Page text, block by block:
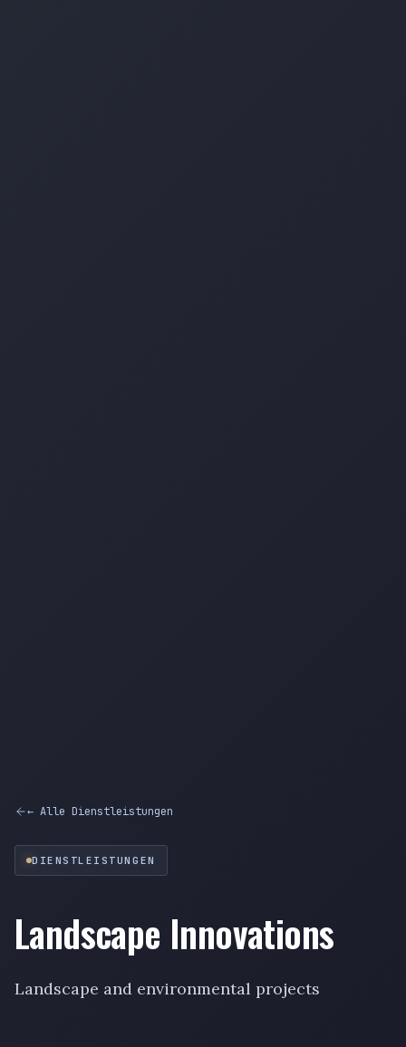
← Alle Dienstleistungen
DIENSTLEISTUNGEN
Landscape Innovations
Landscape and environmental projects